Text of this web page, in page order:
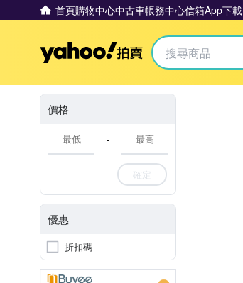
首頁購物中心中古車帳務中心信箱App下載
Yahoo拍賣
價格
-
確定
優惠
折扣碼